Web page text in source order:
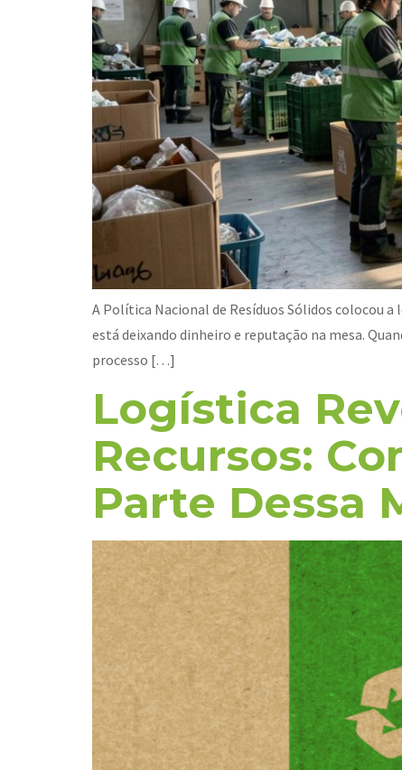
A Política Nacional de Resíduos Sólidos colocou
está deixando dinheiro e reputação na mesa.
processo […]
Logística
Recursos:
Parte Dessa